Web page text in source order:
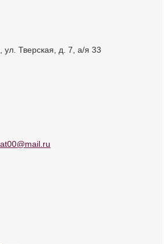
ул. Тверская, д. 7, а/я 33